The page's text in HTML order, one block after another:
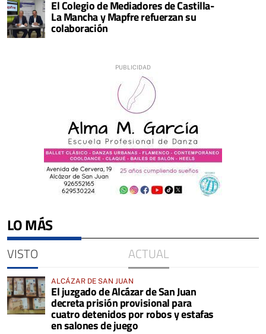
El Colegio de Mediadores de Castilla-
La Mancha y Mapfre refuerzan su
colaboración
LO MÁS
VISTO ACTUAL
ALCÁZAR DE SAN JUAN
El juzgado de Alcázar de San Juan
decreta prisión provisional para
cuatro detenidos por robos y estafas
en salones de juego